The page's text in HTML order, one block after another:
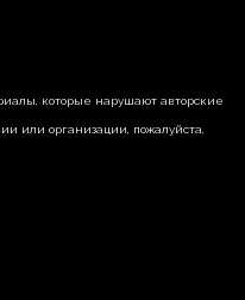
которые нарушают авторские
или организации, пожалуйста,